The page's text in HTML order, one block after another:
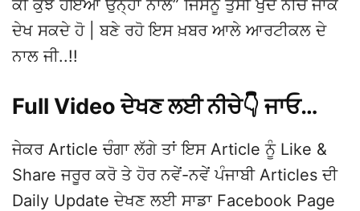
ਕੀ ਕੁਝ ਹੋਇਆ ਉਨ੍ਹਾਂ ਨਾਲ” ਜਿਸਨੂੰ ਤੁਸੀਂ ਖੁਦ ਨੀਚੇ ਜਾਕੇ
ਦੇਖ ਸਕਦੇ ਹੋ | ਬਣੇ ਰਹੋ ਇਸ ਖ਼ਬਰ ਆਲੇ ਆਰਟੀਕਲ ਦੇ
ਨਾਲ ਜੀ..!!
Full Video ਦੇਖਣ ਲਈ ਨੀਚੇ👇 ਜਾਓ…
ਜੇਕਰ Article ਚੰਗਾ ਲੱਗੇ ਤਾਂ ਇਸ Article ਨੂੰ Like &
Share ਜਰੂਰ ਕਰੋ ਤੇ ਹੋਰ ਨਵੇਂ-ਨਵੇਂ ਪੰਜਾਬੀ Articles ਦੀ
Daily Update ਦੇਖਣ ਲਈ ਸਾਡਾ Facebook Page